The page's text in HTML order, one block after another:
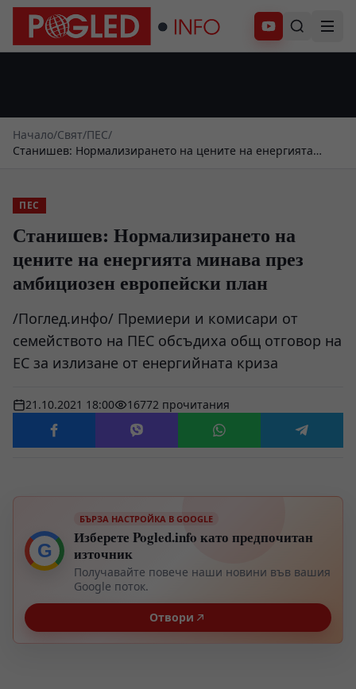
Абонирай се
Начало/Свят/ПЕС/
Станишев: Нормализирането на цените на енергията
ПЕС
Станишев: Нормализирането на
цените на енергията минава през
амбициозен европейски план
/Поглед.инфо/ Премиери и комисари от
семейството на ПЕС обсъдиха общ отговор на
ЕС за излизане от енергийната криза
21.10.2021 18:00 16772 прочитания
G
БЪРЗА НАСТРОЙКА В GOOGLE
Изберете Pogled.info като предпочитан
източник
Получавайте повече наши новини във вашия
Google поток.
Отвори